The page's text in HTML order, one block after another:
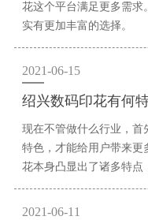
花这个平台满足更多需求
实有更加丰富的选择。
2021-06-15
绍兴数码印花有何
现在不管做什么行业，首
特色，才能给用户带来更
花本身凸显出了诸多特点
2021-06-11